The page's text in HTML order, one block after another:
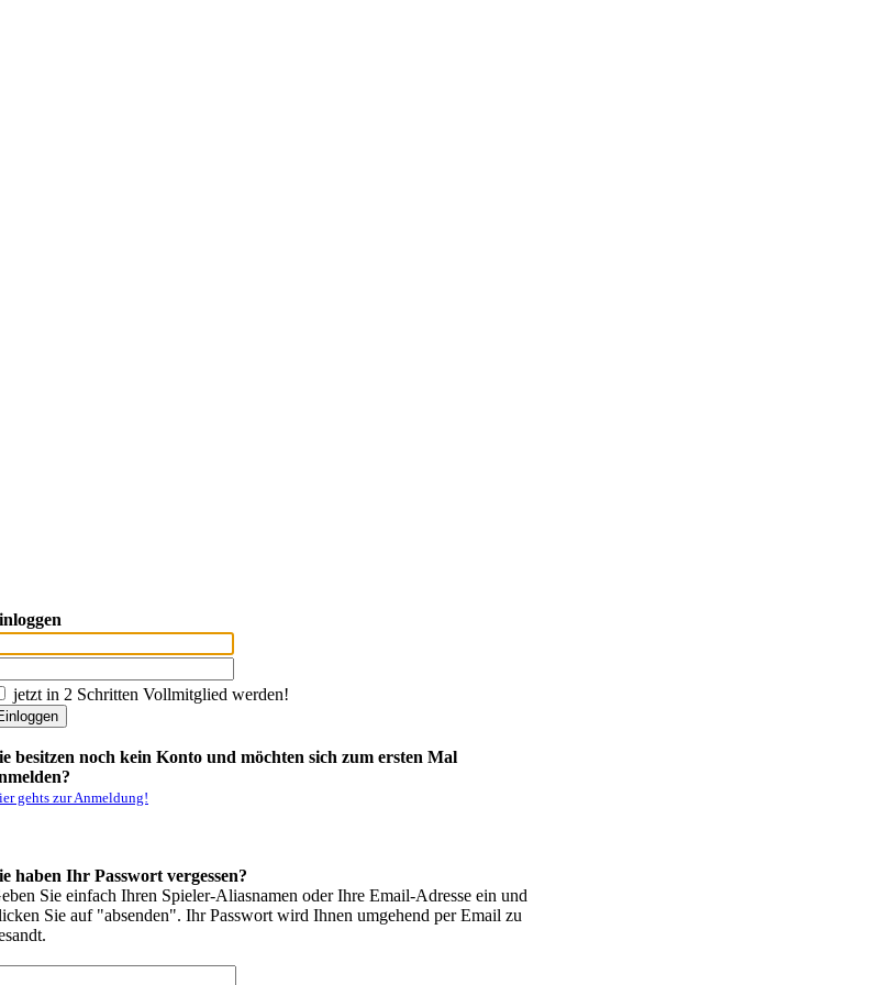
jetzt in 2 Schritten Vollmitglied werden!
besitzen noch kein Konto und möchten sich zum ersten Mal
gehts zur Anmeldung!
haben Ihr Passwort vergessen?
Sie einfach Ihren Spieler-Aliasnamen oder Ihre Email-Adresse ein und
Sie auf "absenden". Ihr Passwort wird Ihnen umgehend per Email zu